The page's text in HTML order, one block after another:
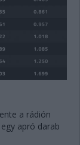
a rádión
apró darab